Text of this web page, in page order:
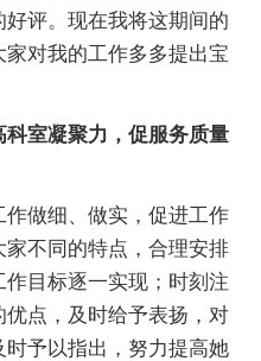
评。现在我将这期间的
对我的工作多多提出宝
室凝聚力，促服务质量
做细、做实，促进工作
不同的特点，合理安排
目标逐一实现；时刻注
点，及时给予表扬，对
予以指出，努力提高她